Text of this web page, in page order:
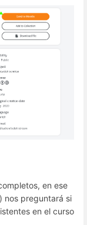
en ese
nos preguntará si
en el curso